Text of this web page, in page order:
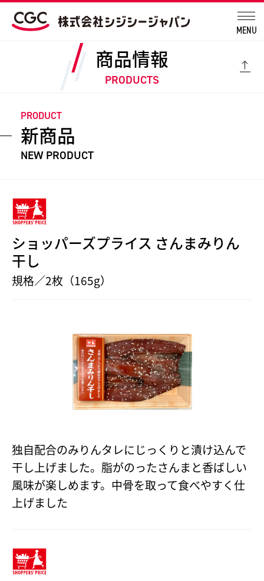
MENU
商品情報
PRODUCTS
PRODUCT
新商品
NEW PRODUCT
ショッパーズプライス さんまみりん
干し
規格／2枚（165g）
独自配合のみりんタレにじっくりと漬け込んで
干し上げました。脂がのったさんまと香ばしい
風味が楽しめます。中骨を取って食べやすく仕
上げました